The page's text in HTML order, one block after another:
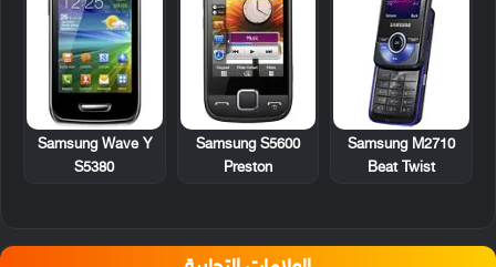
Samsung M2710
Beat Twist
Samsung S5600
Preston
Samsung Wave Y
S5380